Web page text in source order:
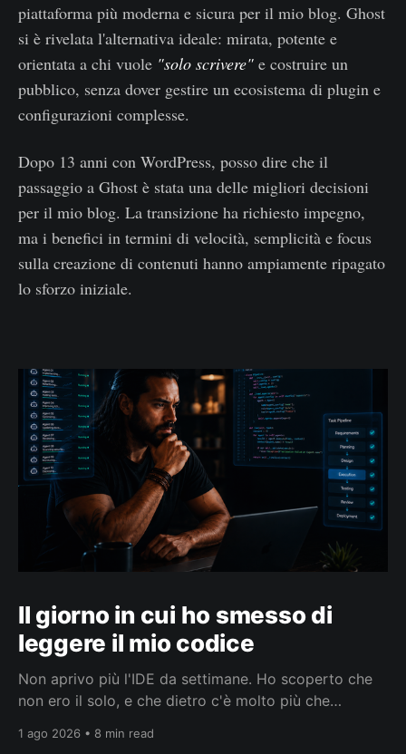
piattaforma più moderna e sicura per il mio blog. Ghost
si è rivelata l'alternativa ideale: mirata, potente e
orientata a chi vuole "solo scrivere" e costruire un
pubblico, senza dover gestire un ecosistema di plugin e
configurazioni complesse.
Dopo 13 anni con WordPress, posso dire che il
passaggio a Ghost è stata una delle migliori decisioni
per il mio blog. La transizione ha richiesto impegno,
ma i benefici in termini di velocità, semplicità e focus
sulla creazione di contenuti hanno ampiamente ripagato
lo sforzo iniziale.
Il giorno in cui ho smesso di
leggere il mio codice
Non aprivo più l'IDE da settimane. Ho scoperto che
non ero il solo, e che dietro c'è molto più che
1 ago 2026 • 8 min read